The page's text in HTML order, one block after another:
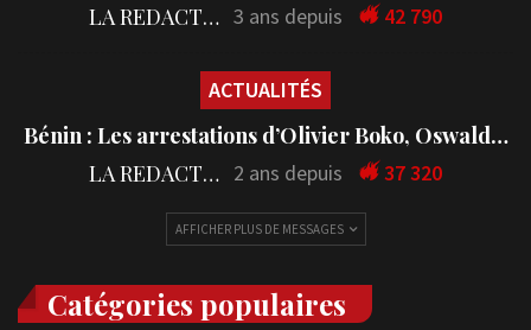
LA REDACTION 3 ans depuis 42 790
ACTUALITÉS
Bénin : Les arrestations d’Olivier Boko, Oswald…
LA REDACTION 2 ans depuis 37 320
AFFICHER PLUS DE MESSAGES
Catégories populaires